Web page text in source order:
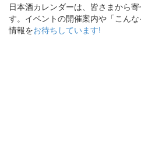
日本酒カレンダーは、皆さまから
す。イベントの開催案内や「こん
情報をお待ちしています!